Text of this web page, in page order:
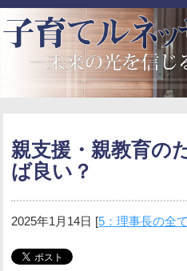
親支援・親教育の
ば良い？
2025年1月14日 [5：理事長の全